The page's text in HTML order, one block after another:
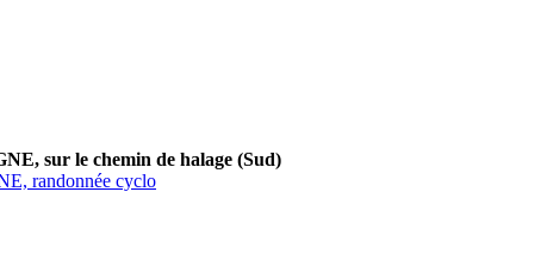
sur le chemin de halage (Sud)
randonnée cyclo